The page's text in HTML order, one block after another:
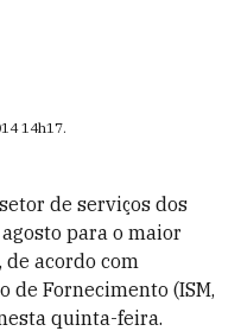
14h17.
de serviços dos
para o maior
acordo com
de Fornecimento (ISM,
quinta-feira.